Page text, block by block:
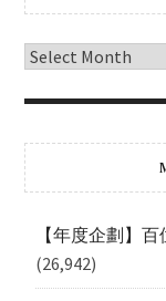
【年度企劃】
(26,942)